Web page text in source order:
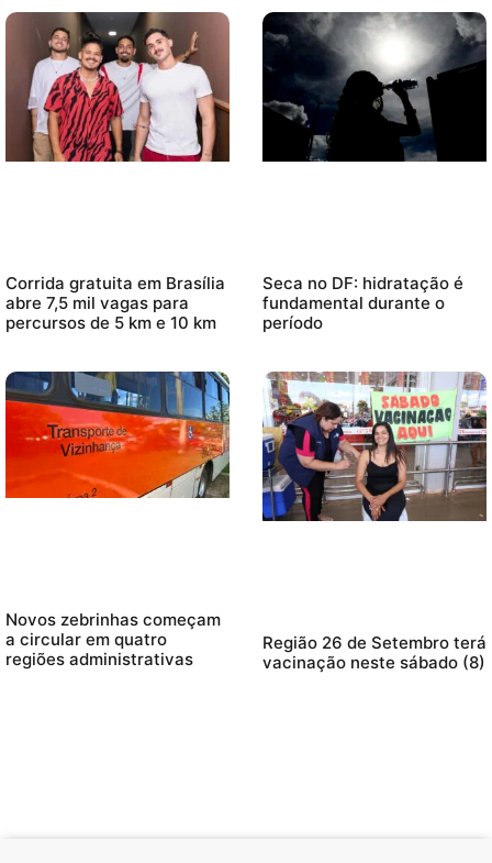
Corrida gratuita em Brasília
abre 7,5 mil vagas para
percursos de 5 km e 10 km
Seca no DF: hidratação é
fundamental durante o
período
Novos zebrinhas começam
a circular em quatro
regiões administrativas
Região 26 de Setembro terá
vacinação neste sábado (8)